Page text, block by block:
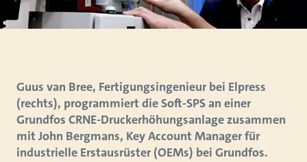
Guus van Bree, Fertigungsingenieur bei Elpress
(rechts), programmiert die Soft-SPS an einer
Grundfos CRNE-Druckerhöhungsanlage zusammen
mit John Bergmans, Key Account Manager für
industrielle Erstausrüster (OEMs) bei Grundfos.